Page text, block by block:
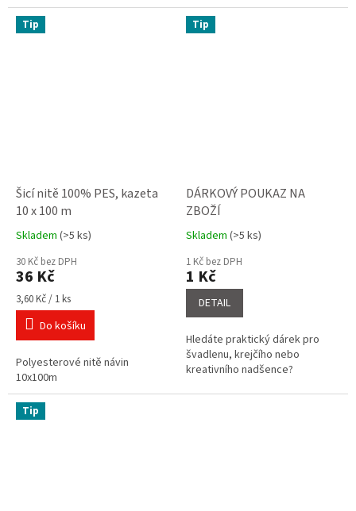
Tip
Šicí nitě 100% PES, kazeta
10 x 100 m
Průměrné
hodnocení
produktu
je
5,0
z
hvězdiček.
Skladem (>5 ks)
30 Kč bez DPH
36 Kč
Měrná
cena:
3,60 Kč / 1 ks
Do košíku
Polyesterové nitě návin
10x100m
Tip
DÁRKOVÝ POUKAZ NA
ZBOŽÍ
Průměrné
hodnocení
produktu
je
5,0
hvězdiček.
Skladem (>5 ks)
1 Kč bez DPH
1 Kč
DETAIL
Hledáte praktický dárek pro
švadlenu, krejčího nebo
kreativního nadšence?
Tip